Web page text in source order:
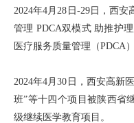
2024年4月28日-29日，西
管理 PDCA双模式 助推护
医疗服务质量管理（PDCA
2024年4月30日，西安高新
班”等十四个项目被陕西省
级继续医学教育项目。